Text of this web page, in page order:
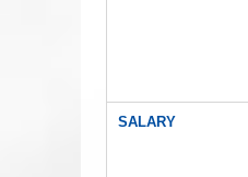
SALARY